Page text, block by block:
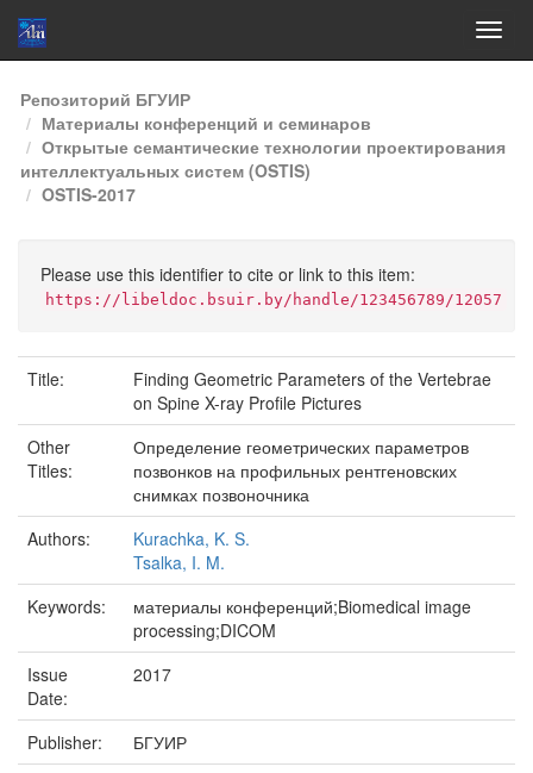
Skip
navigation
Репозиторий БГУИР
Материалы конференций и семинаров
Открытые семантические технологии проектирования
интеллектуальных систем (OSTIS)
OSTIS-2017
Please use this identifier to cite or link to this item:
https://libeldoc.bsuir.by/handle/123456789/12057
Title:
Finding Geometric Parameters of the Vertebrae
on Spine X-ray Proﬁle Pictures
Other
Titles:
Определение геометрических параметров
позвонков на профильных рентгеновских
снимках позвоночника
Authors:
Kurachka, K. S.
Tsalka, I. M.
Keywords:
материалы конференций;Biomedical image
processing;DICOM
Issue
Date:
2017
Publisher:
БГУИР